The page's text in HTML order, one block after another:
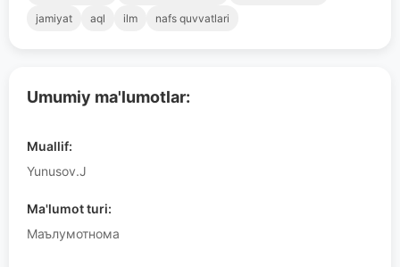
Umumiy ma'lumotlar:
Muallif:
Yunusov.J
Ma'lumot turi:
Маълумотнома
jamiyat
aql ilm nafs quvvatlari